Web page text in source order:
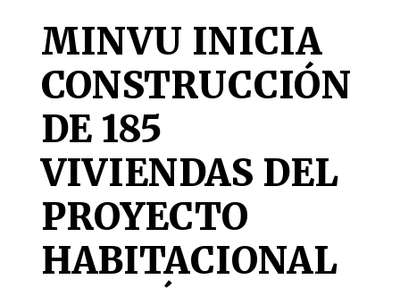
MINVU INICIA
CONSTRUCCIÓN
DE 185
VIVIENDAS DEL
PROYECTO
HABITACIONAL